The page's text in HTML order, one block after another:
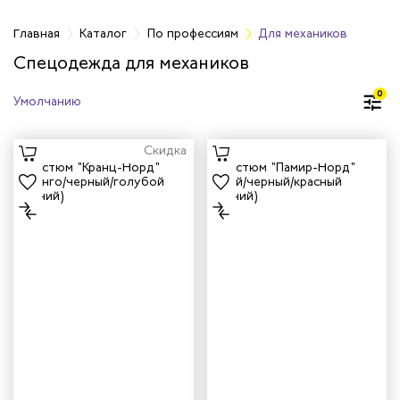
Главная Каталог По профессиям Для механиков
Спецодежда для механиков
0
Скидка